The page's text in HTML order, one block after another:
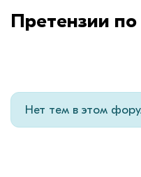
Претензии
Нет тем в этом